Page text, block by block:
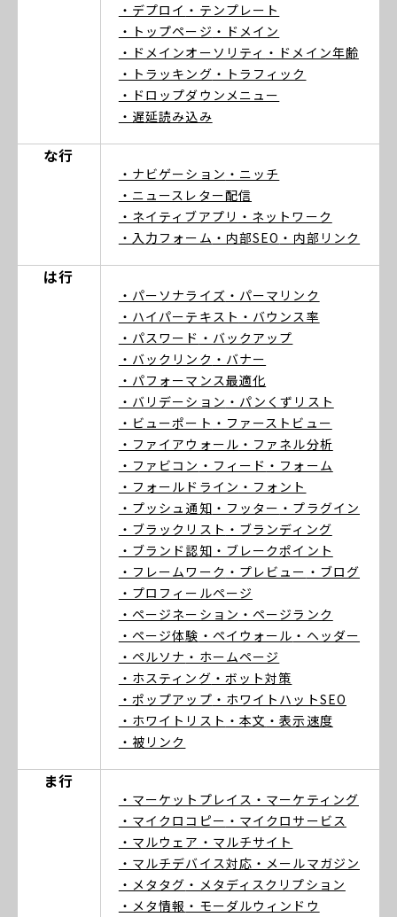
・デプロイ ・テンプレート
・トップページ ・ドメイン
・ドメインオーソリティ ・ドメイン年齢
・トラッキング ・トラフィック
・ドロップダウンメニュー
・遅延読み込み
な行
・ナビゲーション ・ニッチ
・ニュースレター配信
・ネイティブアプリ ・ネットワーク
・入力フォーム ・内部SEO ・内部リンク
は行
・パーソナライズ ・パーマリンク
・ハイパーテキスト ・バウンス率
・パスワード ・バックアップ
・バックリンク ・バナー
・パフォーマンス最適化
・バリデーション ・パンくずリスト
・ビューポート ・ファーストビュー
・ファイアウォール ・ファネル分析
・ファビコン ・フィード ・フォーム
・フォールドライン ・フォント
・プッシュ通知 ・フッター ・プラグイン
・ブラックリスト ・ブランディング
・ブランド認知 ・ブレークポイント
・フレームワーク ・プレビュー ・ブログ
・プロフィールページ
・ページネーション ・ページランク
・ページ体験 ・ペイウォール ・ヘッダー
・ペルソナ ・ホームページ
・ホスティング ・ボット対策
・ポップアップ ・ホワイトハットSEO
・ホワイトリスト ・本文 ・表示速度
・被リンク
ま行
・マーケットプレイス ・マーケティング
・マイクロコピー ・マイクロサービス
・マルウェア ・マルチサイト
・マルチデバイス対応 ・メールマガジン
・メタタグ ・メタディスクリプション
・メタ情報 ・モーダルウィンドウ